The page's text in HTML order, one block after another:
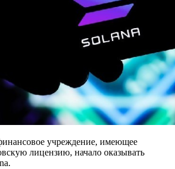
учреждение, имеющее
лицензию, начало оказывать